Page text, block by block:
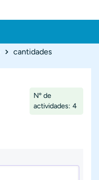
cantidades
Nº de
actividades: 4